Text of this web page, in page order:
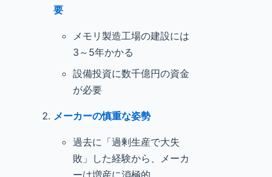
要
メモリ製造工場の建設には
3～5年かかる
設備投資に数千億円の資金
が必要
メーカーの慎重な姿勢
過去に「過剰生産で大失
敗」した経験から、メーカ
ーは増産に消極的